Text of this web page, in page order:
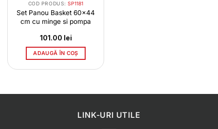
COD PRODUS:SP1181
Set Panou Basket 60×44
cm cu minge si pompa
101.00 lei
ADAUGĂ ÎN COȘ
LINK-URI UTILE